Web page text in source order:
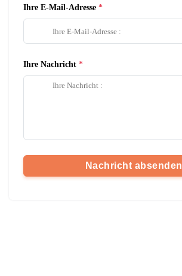
Ihre E-Mail-Adresse
Ihre Nachricht
Nachricht absenden